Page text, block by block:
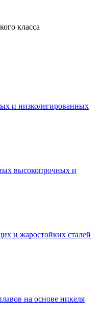
класса
и низколегированных
высокопрочных и
и жаростойких сталей
на основе никеля